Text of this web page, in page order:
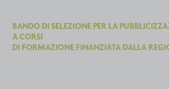
BANDO DI SELEZIONE PER LA
A CORSI
DI FORMAZIONE FINANZIATA DALLA